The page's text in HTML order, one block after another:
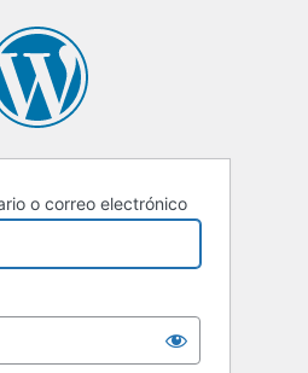
o correo electrónico